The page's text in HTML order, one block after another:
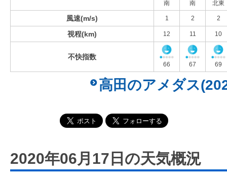
南 南 北東
風速(m/s) 1 2 2
視程(km) 12 11 10
不快指数
66 67 69
高田のアメダス
2020年06月17日の天気概況